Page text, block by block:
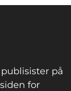
på
for